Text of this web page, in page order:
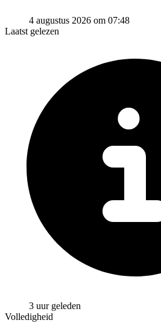
4 augustus 2026 om 07:48
Laatst gelezen
3 uur geleden
Volledigheid